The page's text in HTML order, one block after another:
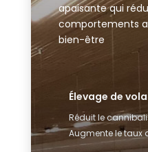
apaisante qui
comportements
bien-être
Élevage de
Réduit le
Augmente le taux